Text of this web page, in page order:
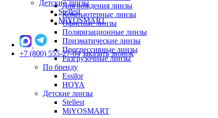
Для вождения линзы
Компьютерные линзы
Офисные линзы
Поляризационные линзы
Призматические линзы
Прогрессивные линзы
Разгрузочные линзы
По бренду
Essilor
HOYA
Детские линзы
Stellest
MiYOSMART
Детские линзы
Stellest
MiYOSMART
+7 (800) 555-27-04 заказать звонок